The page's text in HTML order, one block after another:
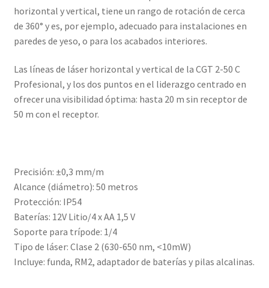
horizontal y vertical, tiene un rango de rotación de cerca
de 360° y es, por ejemplo, adecuado para instalaciones en
paredes de yeso, o para los acabados interiores.
Las líneas de láser horizontal y vertical de la CGT 2-50 C
Profesional, y los dos puntos en el liderazgo centrado en
ofrecer una visibilidad óptima: hasta 20 m sin receptor de
50 m con el receptor.
Precisión: ±0,3 mm/m
Alcance (diámetro): 50 metros
Protección: IP54
Baterías: 12V Litio/4 x AA 1,5 V
Soporte para trípode: 1/4
Tipo de láser: Clase 2 (630-650 nm, <10mW)
Incluye: funda, RM2, adaptador de baterías y pilas alcalinas.